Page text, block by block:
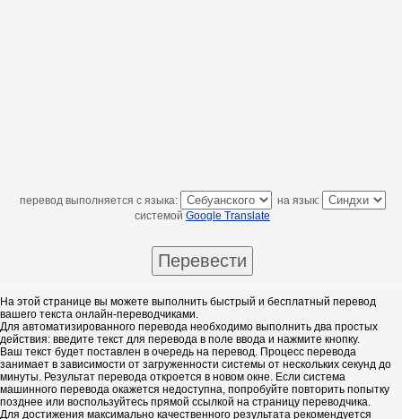
перевод выполняется с языка:
на язык:
системой Google Translate
На этой странице вы можете выполнить быстрый и бесплатный перевод
вашего текста онлайн-переводчиками.
Для автоматизированного перевода необходимо выполнить два простых
действия: введите текст для перевода в поле ввода и нажмите кнопку.
Ваш текст будет поставлен в очередь на перевод. Процесс перевода
занимает в зависимости от загруженности системы от нескольких секунд до
минуты. Результат перевода откроется в новом окне. Если система
машинного перевода окажется недоступна, попробуйте повторить попытку
позднее или воспользуйтесь прямой ссылкой на страницу переводчика.
Для достижения максимально качественного результата рекомендуется